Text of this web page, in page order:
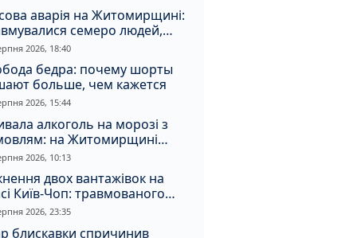
аварія на Житомирщині:
семеро людей,
них діти
2026, 18:40
бедра: почему шорты
больше, чем кажется
2026, 15:44
алкоголь на морозі з
на Житомирщині
матір, через яку дитина
обмороження
2026, 10:13
двох вантажівок на
Київ-Чоп: травмованого
забрали до лікарні
2026, 23:35
блискавки спричинив